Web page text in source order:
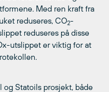
Med ren kraft fra
reduseres, CO2-
reduseres på disse
utslippet er viktig for at
Statoils prosjekt, både